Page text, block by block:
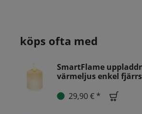
köps ofta med
SmartFlame
värmeljus enkel
29,90 € *